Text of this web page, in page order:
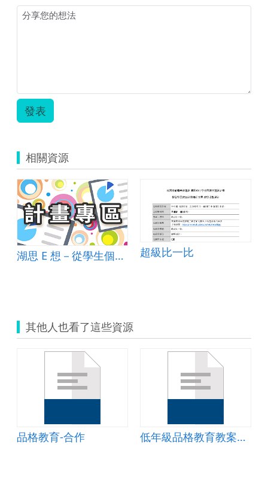
發表
相關資源
湖思 E 想－從學生個人體驗擴展至在地關懷的課程饗宴 超級比一比
其他人也看了這些資源
品格教育-合作
低年級品格教育教案設計